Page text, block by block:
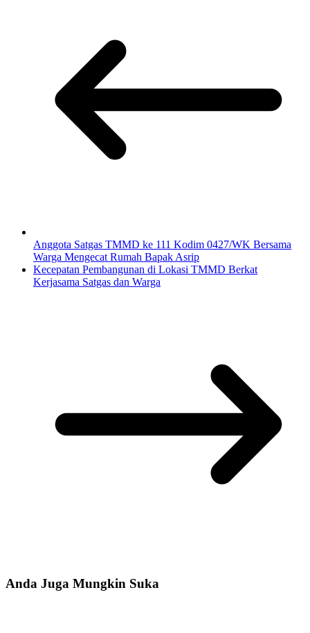
Anggota Satgas TMMD ke 111 Kodim 0427/WK Bersama
Warga Mengecat Rumah Bapak Asrip
Kecepatan Pembangunan di Lokasi TMMD Berkat
Kerjasama Satgas dan Warga
Anda Juga Mungkin Suka